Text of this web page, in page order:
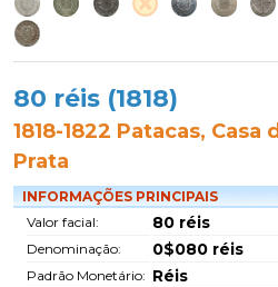
80 réis (1818)
1818-1822 Patacas, Casa
Prata
INFORMAÇÕES PRINCIPAIS
Valor facial:
80 réis
Denominação: 0$080 réis
Padrão Monetário: Réis